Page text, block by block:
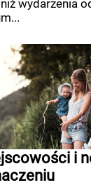
wydarzenia
i